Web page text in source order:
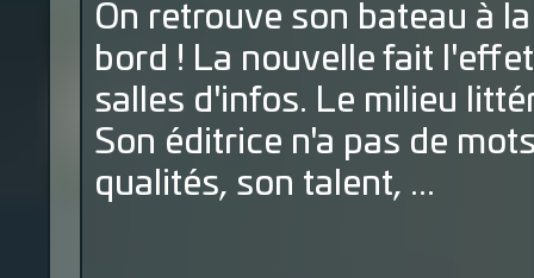
On retrouve son bateau à
bord ! La nouvelle fait
salles d'infos. Le milieu
Son éditrice n'a pas de
qualités, son talent, ...